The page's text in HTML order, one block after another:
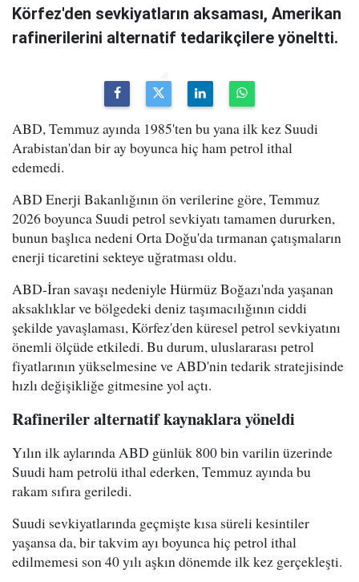
Körfez'den sevkiyatların aksaması, Amerikan
rafinerilerini alternatif tedarikçilere yöneltti.
ABD, Temmuz ayında 1985'ten bu yana ilk kez Suudi
Arabistan'dan bir ay boyunca hiç ham petrol ithal
edemedi.
ABD Enerji Bakanlığının ön verilerine göre, Temmuz
2026 boyunca Suudi petrol sevkiyatı tamamen dururken,
bunun başlıca nedeni Orta Doğu'da tırmanan çatışmaların
enerji ticaretini sekteye uğratması oldu.
ABD-İran savaşı nedeniyle Hürmüz Boğazı'nda yaşanan
aksaklıklar ve bölgedeki deniz taşımacılığının ciddi
şekilde yavaşlaması, Körfez'den küresel petrol sevkiyatını
önemli ölçüde etkiledi. Bu durum, uluslararası petrol
fiyatlarının yükselmesine ve ABD'nin tedarik stratejisinde
hızlı değişikliğe gitmesine yol açtı.
Rafineriler alternatif kaynaklara yöneldi
Yılın ilk aylarında ABD günlük 800 bin varilin üzerinde
Suudi ham petrolü ithal ederken, Temmuz ayında bu
rakam sıfıra geriledi.
Suudi sevkiyatlarında geçmişte kısa süreli kesintiler
yaşansa da, bir takvim ayı boyunca hiç petrol ithal
edilmemesi son 40 yılı aşkın dönemde ilk kez gerçekleşti.